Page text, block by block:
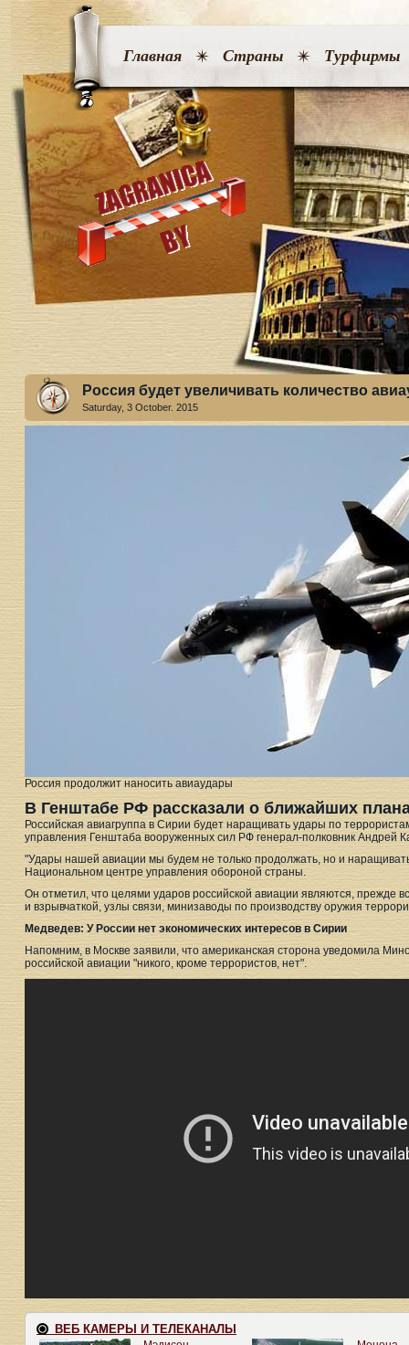
Главная Страны Турфирмы
Россия будет увеличивать количество
Saturday, 3 October. 2015
Россия продолжит наносить авиаудары
В Генштабе РФ рассказали о ближайших
Российская авиагруппа в Сирии будет наращивать удары по
управления Генштаба вооруженных сил РФ генерал-полковник Андрей
"Удары нашей авиации мы будем не только продолжать, но и
Национальном центре управления обороной страны.
Он отметил, что целями ударов российской авиации являются, прежде
и взрывчаткой, узлы связи, минизаводы по производству оружия
Медведев: У России нет экономических интересов в Сирии
Напомним, в Москве заявили, что американская сторона уведомила
российской авиации "никого, кроме террористов, нет".